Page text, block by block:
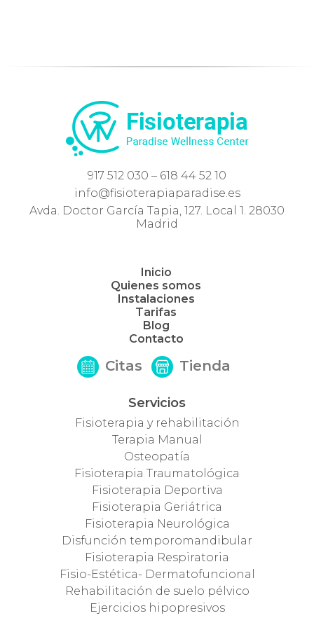
917 512 030 – 618 44 52 10
info@fisioterapiaparadise.es
Avda. Doctor García Tapia, 127. Local 1. 28030
Madrid
Inicio
Quienes somos
Instalaciones
Tarifas
Blog
Contacto
Citas Tienda
Servicios
Fisioterapia y rehabilitación
Terapia Manual
Osteopatía
Fisioterapia Traumatológica
Fisioterapia Deportiva
Fisioterapia Geriátrica
Fisioterapia Neurológica
Disfunción temporomandibular
Fisioterapia Respiratoria
Fisio-Estética- Dermatofuncional
Rehabilitación de suelo pélvico
Ejercicios hipopresivos